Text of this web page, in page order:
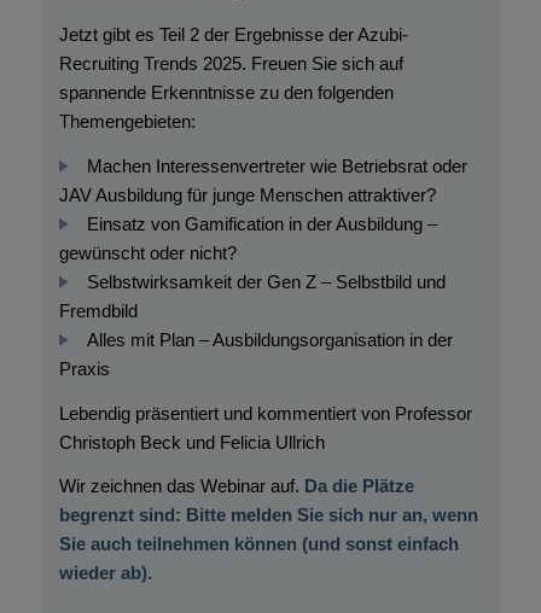
Jetzt gibt es Teil 2 der Ergebnisse der Azubi-
Recruiting Trends 2025. Freuen Sie sich auf
spannende Erkenntnisse zu den folgenden
Themengebieten:
Machen Interessenvertreter wie Betriebsrat oder
JAV Ausbildung für junge Menschen attraktiver?
Einsatz von Gamification in der Ausbildung –
gewünscht oder nicht?
Selbstwirksamkeit der Gen Z – Selbstbild und
Fremdbild
Alles mit Plan – Ausbildungsorganisation in der
Praxis
Lebendig präsentiert und kommentiert von Professor
Christoph Beck und Felicia Ullrich
Wir zeichnen das Webinar auf. Da die Plätze
begrenzt sind: Bitte melden Sie sich nur an, wenn
Sie auch teilnehmen können (und sonst einfach
wieder ab).